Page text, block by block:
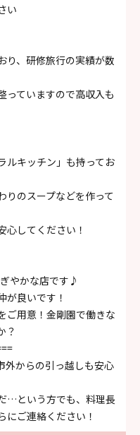
い
り、研修旅行の実績が数
っていますので高収入も
ルキッチン」も持ってお
りのスープなどを作って
心してください！
やかな店です♪
が良いです！
ご用意！金剛園で働きな
？
外からの引っ越しも安心
…という方でも、料理長
にご連絡ください！